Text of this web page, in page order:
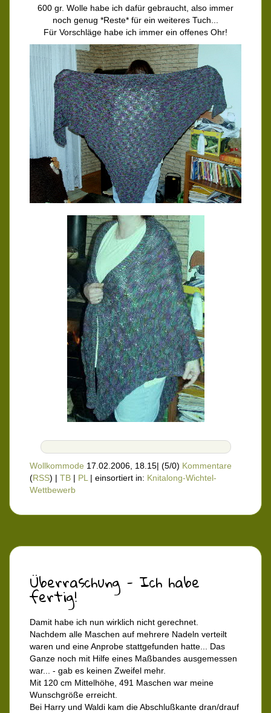
600 gr. Wolle habe ich dafür gebraucht, also immer
noch genug *Reste* für ein weiteres Tuch...
Für Vorschläge habe ich immer ein offenes Ohr!
Wollkommode 17.02.2006, 18.15| (5/0) Kommentare
(RSS) | TB | PL | einsortiert in: Knitalong-Wichtel-
Wettbewerb
Überraschung - Ich habe
fertig!
Damit habe ich nun wirklich nicht gerechnet.
Nachdem alle Maschen auf mehrere Nadeln verteilt
waren und eine Anprobe stattgefunden hatte... Das
Ganze noch mit Hilfe eines Maßbandes ausgemessen
war... - gab es keinen Zweifel mehr.
Mit 120 cm Mittelhöhe, 491 Maschen war meine
Wunschgröße erreicht.
Bei Harry und Waldi kam die Abschlußkante dran/drauf